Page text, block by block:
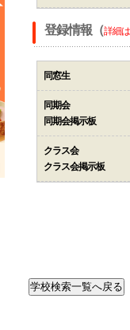
登録情報（詳細
同窓生
同期会
同期会掲示板
クラス会
クラス会掲示板